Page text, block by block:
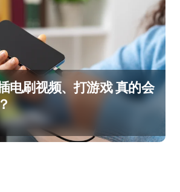
电刷视频、打游戏 真的会